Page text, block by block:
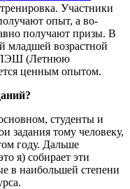
. Участники
опыт, а во-
получают призы. В
младшей возрастной
ЛЭШ (Летнюю
ценным опытом.
студенты и
задания тому человеку,
году. Дальше
я) собирает эти
в наибольшей степени